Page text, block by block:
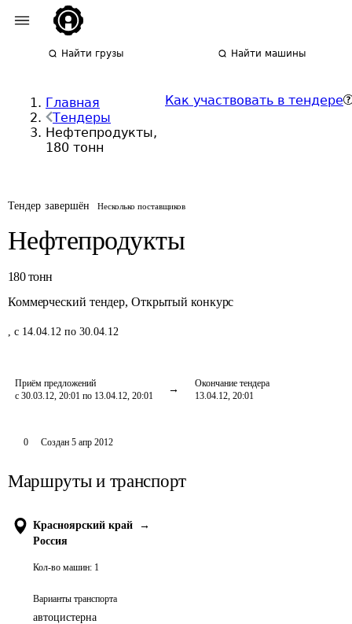
Найти грузы Найти машины
Главная
Тендеры
Нефтепродукты,
180 тонн
Как участвовать в тендере
Тендер завершён Несколько поставщиков
Нефтепродукты
180 тонн
Коммерческий тендер, Открытый конкурс
, с 14.04.12 по 30.04.12
Приём предложений
с 30.03.12, 20:01 по 13.04.12, 20:01
Окончание тендера
13.04.12, 20:01
0 Создан 5 апр 2012
Маршруты и транспорт
Красноярский край
→
Россия
Кол-во машин: 1
Варианты транспорта
автоцистерна